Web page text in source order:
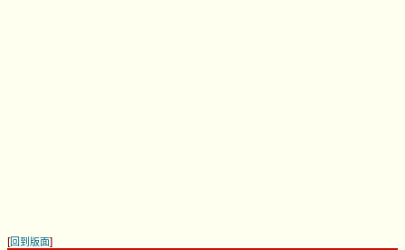
[回到版面]